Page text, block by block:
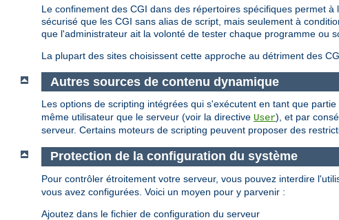
Le confinement des CGI dans des répertoires spécifiques permet
sécurisé que les CGI sans alias de script, mais seulement à
que l'administrateur ait la volonté de tester chaque programme ou
La plupart des sites choisissent cette approche au détriment des
Autres sources de contenu dynamique
Les options de scripting intégrées qui s'exécutent en tant que
même utilisateur que le serveur (voir la directive User), et par
serveur. Certains moteurs de scripting peuvent proposer des
Protection de la configuration du système
Pour contrôler étroitement votre serveur, vous pouvez interdire
vous avez configurées. Voici un moyen pour y parvenir :
Ajoutez dans le fichier de configuration du serveur